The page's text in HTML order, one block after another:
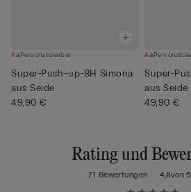
Personalisierbar
Super-Push-up-BH Simona
aus Seide
49,90 €
Super-
aus Seide
49,90 €
Rating und
4,8von
71 Bewertungen